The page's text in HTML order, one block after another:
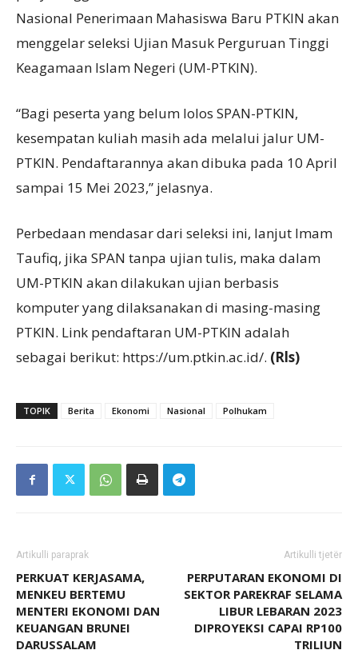
Nasional Penerimaan Mahasiswa Baru PTKIN akan
menggelar seleksi Ujian Masuk Perguruan Tinggi
Keagamaan Islam Negeri (UM-PTKIN).
“Bagi peserta yang belum lolos SPAN-PTKIN,
kesempatan kuliah masih ada melalui jalur UM-
PTKIN. Pendaftarannya akan dibuka pada 10 April
sampai 15 Mei 2023,” jelasnya.
Perbedaan mendasar dari seleksi ini, lanjut Imam
Taufiq, jika SPAN tanpa ujian tulis, maka dalam
UM-PTKIN akan dilakukan ujian berbasis
komputer yang dilaksanakan di masing-masing
PTKIN. Link pendaftaran UM-PTKIN adalah
sebagai berikut: https://um.ptkin.ac.id/. (Rls)
TOPIK Berita Ekonomi Nasional Polhukam
Artikulli paraprak
PERKUAT KERJASAMA,
MENKEU BERTEMU
MENTERI EKONOMI DAN
KEUANGAN BRUNEI
DARUSSALAM
Artikulli tjetër
PERPUTARAN EKONOMI DI
SEKTOR PAREKRAF SELAMA
LIBUR LEBARAN 2023
DIPROYEKSI CAPAI RP100
TRILIUN